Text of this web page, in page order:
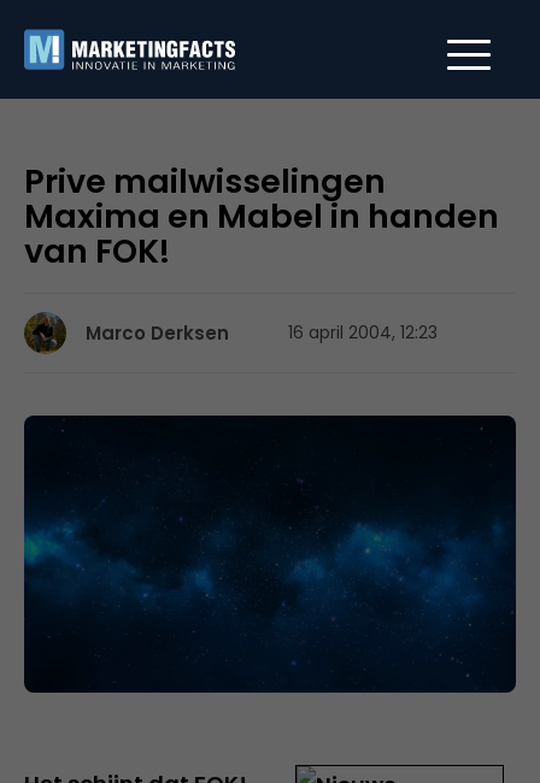
Prive mailwisselingen
Maxima en Mabel in handen
van FOK!
Marco Derksen 16 april 2004, 12:23